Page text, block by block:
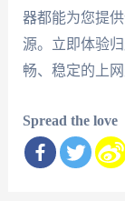
器都能为您提
源。立即体验
畅、稳定的上网
Spread the love